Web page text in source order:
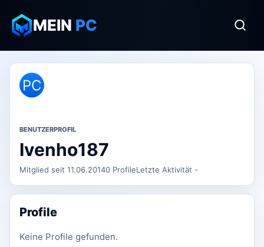
MEIN PC
PC
BENUTZERPROFIL
Ivenho187
Mitglied seit 11.06.20140 ProfileLetzte Aktivität -
Profile
Keine Profile gefunden.